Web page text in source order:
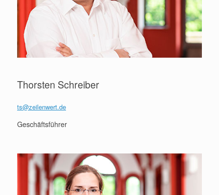
Thorsten Schreiber
ts@zeilenwert.de
Geschäftsführer